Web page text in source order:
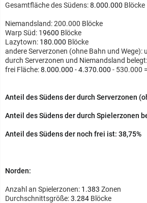
Gesamtfläche des Südens:8.000.000 Blöcke
Niemandsland: 200.000 Blöcke
Warp Süd: 19600 Blöcke
Lazytown: 180.000 Blöcke
andere Serverzonen (ohne Bahn und Wege):
durch Serverzonen und Niemandsland
frei Fläche:8.000.000 -4.370.000 - 530.000 =
Anteil des Südens der durch Serverzonen
Anteil des Südensder durch Spielerzonen
Anteil des Südensder noch frei ist: 38,75%
Norden:
Anzahl an Spielerzonen: 1.383 Zonen
Durchschnittsgröße:3.284 Blöcke